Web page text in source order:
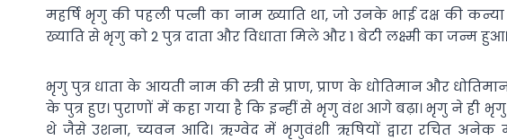
महर्षि भृगु की पहली पत्नी का नाम ख्याति था, जो उनके भाई दक्ष की
ख्याति से भृगु को 2 पुत्र दाता और विधाता मिले और 1 बेटी लक्ष्मी का जन्म
भृगु पुत्र धाता के आयती नाम की स्त्री से प्राण, प्राण के धोतिमान और
के पुत्र हुए। पुराणों में कहा गया है कि इन्हीं से भृगु वंश आगे बढ़ा। भृगु ने ही
थे जैसे उशना, च्यवन आदि। ऋग्वेद में भृगुवंशी ऋषियों द्वारा रचित अनेक